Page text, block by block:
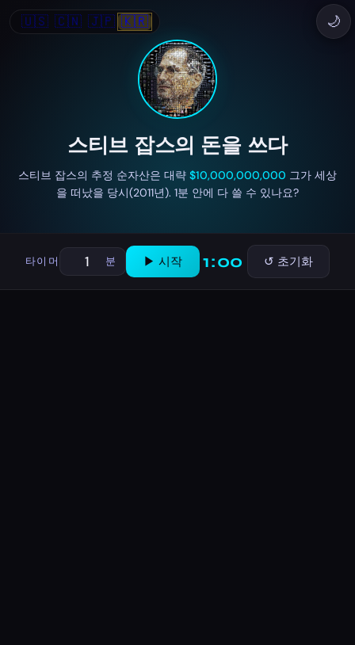
🇺🇸 🇨🇳 🇯🇵 🇰🇷 🌙
스티브 잡스의 돈을 쓰다
스티브 잡스의 추정 순자산은 대략 $10,000,000,000 그가 세상
을 떠났을 당시(2011년). 1분 안에 다 쓸 수 있나요?
타이머 분 ▶ 시작 1:00 ↺ 초기화